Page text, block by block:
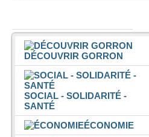
DÉCOUVRIR GORRON
SOCIAL - SOLIDARITÉ -
SANTÉ
ÉCONOMIE